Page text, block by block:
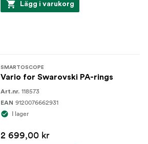
Lägg i varukorg
SMARTOSCOPE
Vario for Swarovski PA-rings
Art.nr. 118573
EAN 9120076662931
I lager
2 699,00 kr